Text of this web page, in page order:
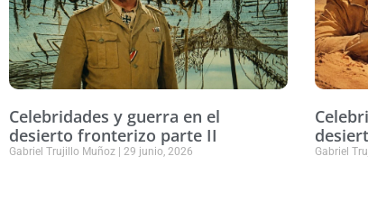
Celebridades y guerra en el
desierto fronterizo parte II
Gabriel Trujillo Muñoz 29 junio, 2026 Gabriel